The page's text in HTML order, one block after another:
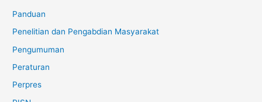
Panduan
Penelitian dan Pengabdian Masyarakat
Pengumuman
Peraturan
Perpres